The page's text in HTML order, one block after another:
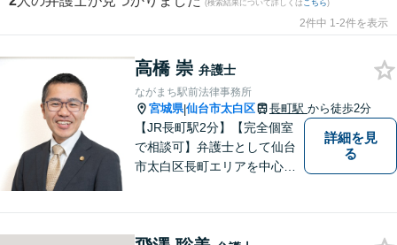
(検索結果について詳しくは こちら)
2件中 1-2件を表示
高橋 崇 弁護士
ながまち駅前法律事務所
宮城県|仙台市太白区 長町駅 から徒歩2分
【JR長町駅2分】【完全個室
で相談可】弁護士として仙台
市太白区長町エリアを中心
詳細を見
る